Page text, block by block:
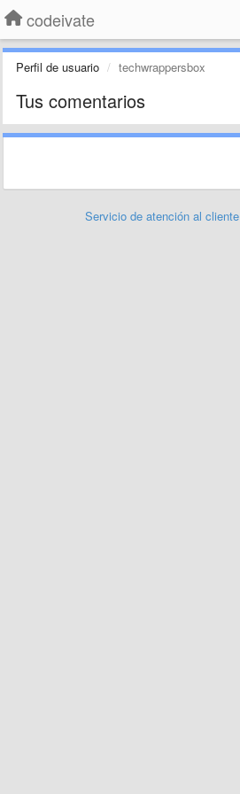
codeivate
Perfil de usuario techwrappersbox
Tus comentarios
Servicio de atención al cliente